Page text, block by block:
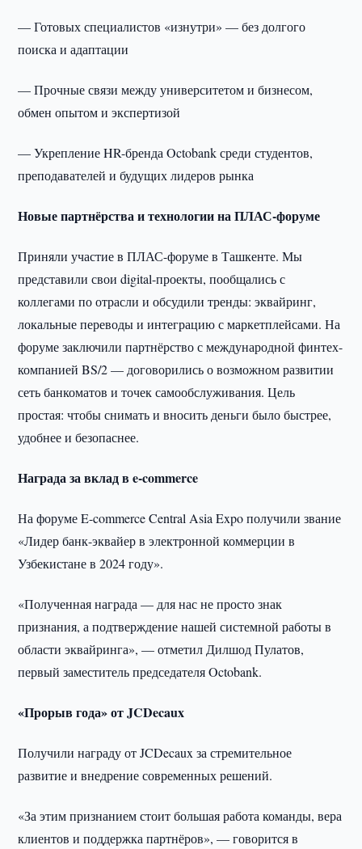
— Готовых специалистов «изнутри» — без долгого
поиска и адаптации
— Прочные связи между университетом и бизнесом,
обмен опытом и экспертизой
— Укрепление HR-бренда Octobank среди студентов,
преподавателей и будущих лидеров рынка
Новые партнёрства и технологии на ПЛАС-форуме
Приняли участие в ПЛАС-форуме в Ташкенте. Мы
представили свои digital-проекты, пообщались с
коллегами по отрасли и обсудили тренды: эквайринг,
локальные переводы и интеграцию с маркетплейсами. На
форуме заключили партнёрство с международной финтех-
компанией BS/2 — договорились о возможном развитии
сеть банкоматов и точек самообслуживания. Цель
простая: чтобы снимать и вносить деньги было быстрее,
удобнее и безопаснее.
Награда за вклад в e-commerce
На форуме E-commerce Central Asia Expo получили звание
«Лидер банк-эквайер в электронной коммерции в
Узбекистане в 2024 году».
«Полученная награда — для нас не просто знак
признания, а подтверждение нашей системной работы в
области эквайринга», — отметил Дилшод Пулатов,
первый заместитель председателя Octobank.
«Прорыв года» от JCDecaux
Получили награду от JCDecaux за стремительное
развитие и внедрение современных решений.
«За этим признанием стоит большая работа команды, вера
клиентов и поддержка партнёров», — говорится в